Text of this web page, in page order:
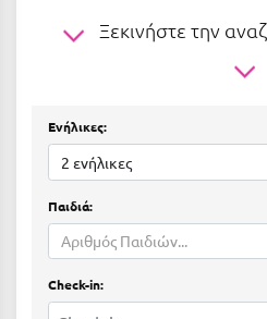
Αχαΐα
Βansko
Βόλος
Βραχάτι Κορινθίας
Βυτίνα
Boutique Hotels
Camping
Suites
Δες όλες τις προσφορές
Δες όλα τα πακέτα διακοπών
Ξεκινήστε την
Ενήλικες:
2 ενήλικες
Παιδιά:
Αριθμός Παιδιών...
Check-in: